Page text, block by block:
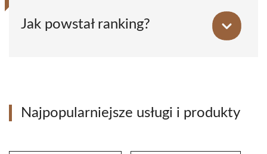
Jak powstał ranking?
Najpopularniejsze usługi i produkty